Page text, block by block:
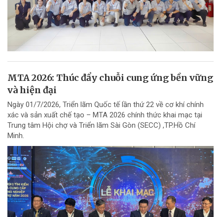
MTA 2026: Thúc đẩy chuỗi cung ứng bền vững
và hiện đại
Ngày 01/7/2026, Triển lãm Quốc tế lần thứ 22 về cơ khí chính
xác và sản xuất chế tạo – MTA 2026 chính thức khai mạc tại
Trung tâm Hội chợ và Triển lãm Sài Gòn (SECC) ,TP.Hồ Chí
Minh.